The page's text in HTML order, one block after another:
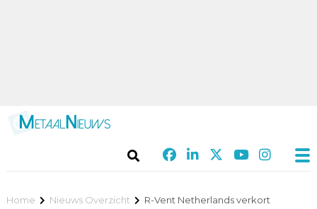
Home Nieuws Overzicht
R-Vent Netherlands verkort